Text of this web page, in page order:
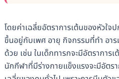
โดยค่าเฉลี่ยอัตราการเต้นของหัวใ
ขึ้นอยู่กับเพศ อายุ กิจกรรมที่ทำ อา
ด้วย เช่น ในเด็กทารกจะมีอัตราการ
นักกีฬาที่มีร่างกายแข็งแรงจะมีอัตร